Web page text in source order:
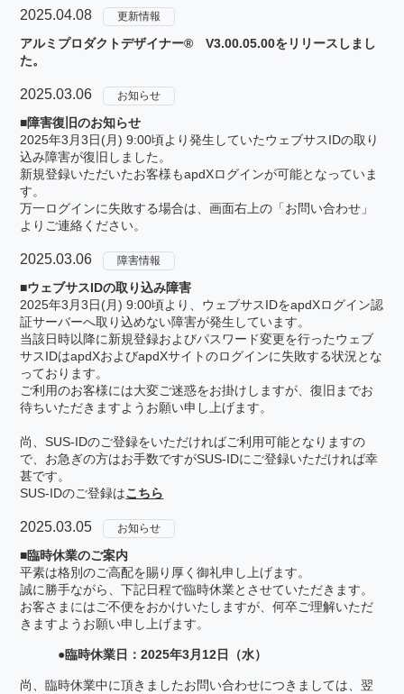
2025.04.08 更新情報
アルミプロダクトデザイナー® V3.00.05.00をリリースしまし
た。
2025.03.06 お知らせ
■障害復旧のお知らせ
2025年3月3日(月) 9:00頃より発生していたウェブサスIDの取り
込み障害が復旧しました。
新規登録いただいたお客様もapdXログインが可能となっていま
す。
万一ログインに失敗する場合は、画面右上の「お問い合わせ」
よりご連絡ください。
2025.03.06 障害情報
■ウェブサスIDの取り込み障害
2025年3月3日(月) 9:00頃より、ウェブサスIDをapdXログイン認
証サーバーへ取り込めない障害が発生しています。
当該日時以降に新規登録およびパスワード変更を行ったウェブ
サスIDはapdXおよびapdXサイトのログインに失敗する状況とな
っております。
ご利用のお客様には大変ご迷惑をお掛けしますが、復旧までお
待ちいただきますようお願い申し上げます。
尚、SUS-IDのご登録をいただければご利用可能となりますの
で、お急ぎの方はお手数ですがSUS-IDにご登録いただければ幸
甚です。
SUS-IDのご登録はこちら
2025.03.05 お知らせ
■臨時休業のご案内
平素は格別のご高配を賜り厚く御礼申し上げます。
誠に勝手ながら、下記日程で臨時休業とさせていただきます。
お客さまにはご不便をおかけいたしますが、何卒ご理解いただ
きますようお願い申し上げます。
●臨時休業日：2025年3月12日（水）
尚、臨時休業中に頂きましたお問い合わせにつきましては、翌